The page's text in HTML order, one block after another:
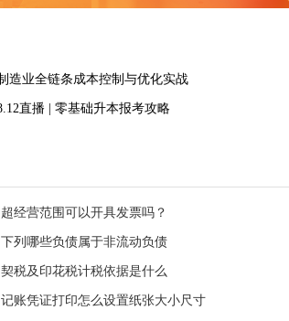
造业全链条成本控制与优化实战
直播 | 零基础升本报考攻略
超经营范围可以开具发票吗？
下列哪些负债属于非流动负债
契税及印花税计税依据是什么
记账凭证打印怎么设置纸张大小尺寸